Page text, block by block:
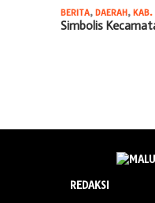
BERITA, DAERAH, KAB.
Simbolis
REDAKSI